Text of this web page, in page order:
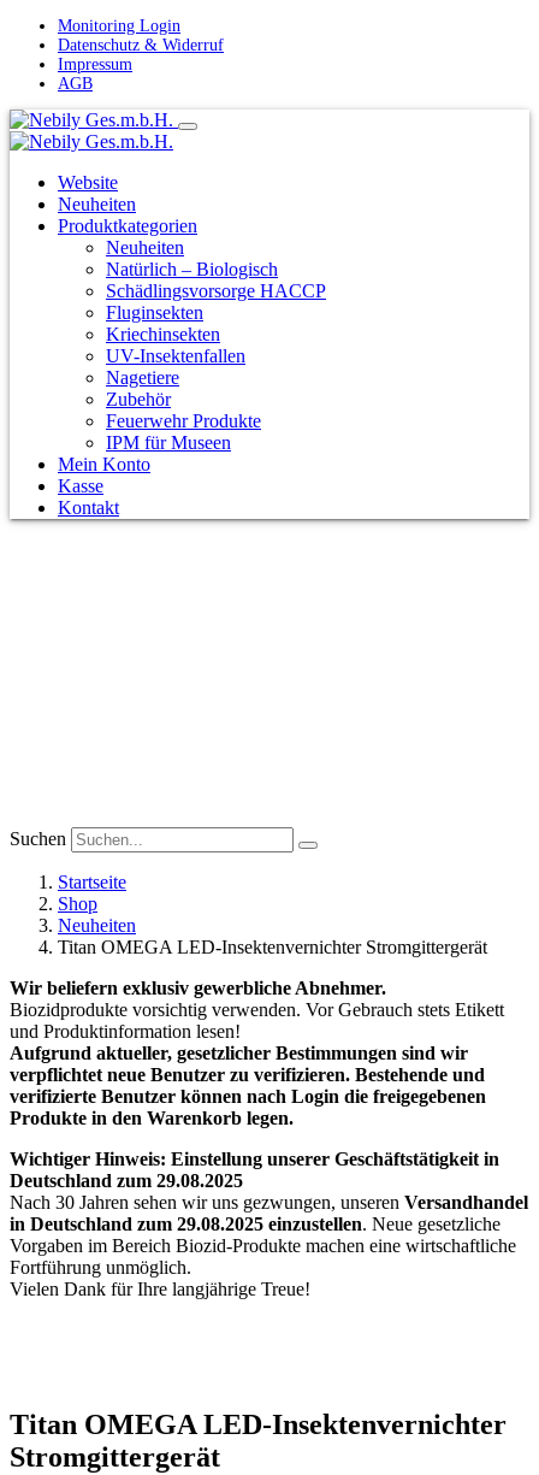
Monitoring Login
Datenschutz & Widerruf
Impressum
AGB
Website
Neuheiten
Produktkategorien
Neuheiten
Natürlich – Biologisch
Schädlingsvorsorge HACCP
Fluginsekten
Kriechinsekten
UV-Insektenfallen
Nagetiere
Zubehör
Feuerwehr Produkte
IPM für Museen
Mein Konto
Kasse
Kontakt
Suchen
Startseite
Shop
Neuheiten
Titan OMEGA LED-Insektenvernichter Stromgittergerät
Wir beliefern exklusiv gewerbliche Abnehmer.
Biozidprodukte vorsichtig verwenden. Vor Gebrauch stets Etikett
und Produktinformation lesen!
Aufgrund aktueller, gesetzlicher Bestimmungen sind wir
verpflichtet neue Benutzer zu verifizieren. Bestehende und
verifizierte Benutzer können nach Login die freigegebenen
Produkte in den Warenkorb legen.
Wichtiger Hinweis: Einstellung unserer Geschäftstätigkeit in
Deutschland zum 29.08.2025
Nach 30 Jahren sehen wir uns gezwungen, unseren Versandhandel
in Deutschland zum 29.08.2025 einzustellen. Neue gesetzliche
Vorgaben im Bereich Biozid-Produkte machen eine wirtschaftliche
Fortführung unmöglich.
Vielen Dank für Ihre langjährige Treue!
Titan OMEGA LED-Insektenvernichter
Stromgittergerät